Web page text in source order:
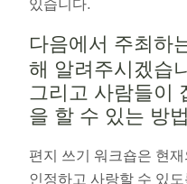
있습니다.
다음에서 주최하
해 알려주시겠습
그리고 사람들이
을 할 수 있는 방
편지 쓰기 워크숍은 현